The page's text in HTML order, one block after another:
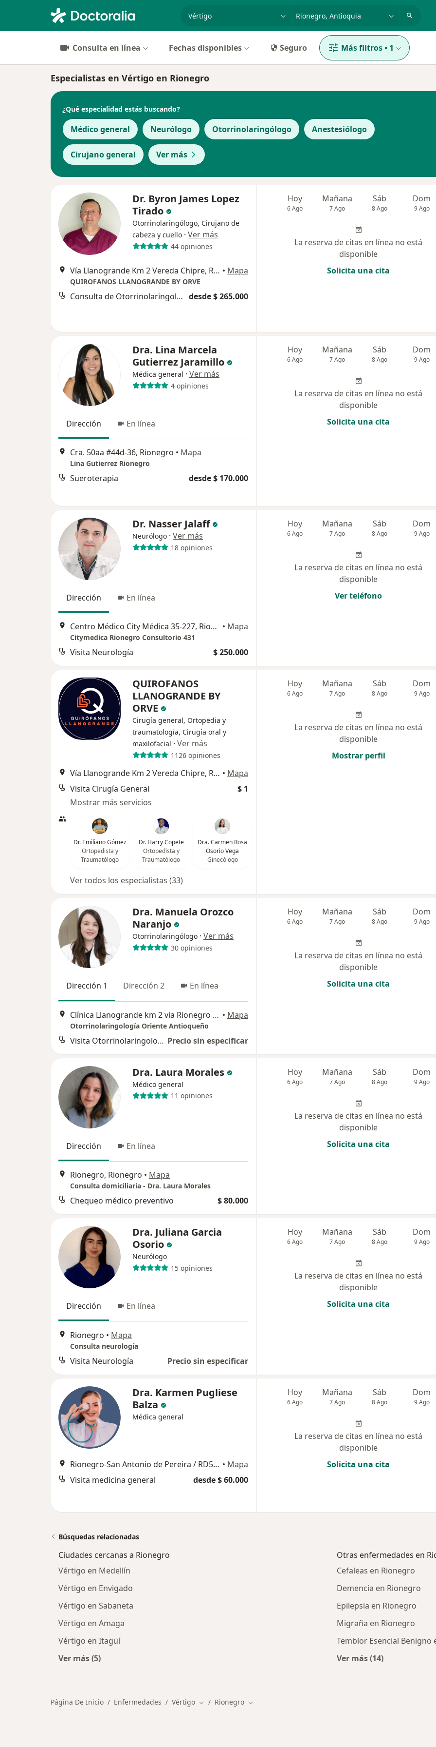
especialidad, enfermedad o nombre
Consulta en línea Fechas disponibles Seguro Más filtros• 1
Especialistas en Vértigo en Rionegro
¿Qué especialidad estás buscando?
Médico general Neurólogo Otorrinolaringólogo Anestesiólogo
Cirujano general Ver más
Dr. Byron James Lopez
Tirado
Otorrinolaringólogo, Cirujano de
cabeza y cuello · Ver más
44 opiniones
Vía Llanogrande Km 2 Vereda Chipre, Rionegro • Mapa
QUIROFANOS LLANOGRANDE BY ORVE
Consulta de Otorrinolaringología desde $ 265.000
Hoy
6 Ago
Mañana
7 Ago
Sáb
8 Ago
Dom
9 Ago
La reserva de citas en línea no está
disponible
Solicita una cita
Dra. Lina Marcela
Gutierrez Jaramillo
Médica general · Ver más
4 opiniones
Dirección En línea
Cra. 50aa #44d-36, Rionegro • Mapa
Lina Gutierrez Rionegro
Sueroterapia desde $ 170.000
Hoy
6 Ago
Mañana
7 Ago
Sáb
8 Ago
Dom
9 Ago
La reserva de citas en línea no está
disponible
Solicita una cita
Dr. Nasser Jalaff
Neurólogo · Ver más
18 opiniones
Dirección En línea
Centro Médico City Médica 35-227, Rionegro • Mapa
Citymedica Rionegro Consultorio 431
Visita Neurología $ 250.000
Hoy
6 Ago
Mañana
7 Ago
Sáb
8 Ago
Dom
9 Ago
La reserva de citas en línea no está
disponible
Ver teléfono
QUIROFANOS
LLANOGRANDE BY
ORVE
Cirugía general, Ortopedia y
traumatología, Cirugía oral y
maxilofacial · Ver más
1126 opiniones
Vía Llanogrande Km 2 Vereda Chipre, Rionegro • Mapa
Visita Cirugía General
$ 1
Mostrar más servicios
Dr. Emiliano Gómez
Ortopedista y
Traumatólogo
Dr. Harry Copete
Ortopedista y
Traumatólogo
Dra. Carmen Rosa
Osorio Vega
Ginecólogo
Ver todos los especialistas (33)
Hoy
6 Ago
Mañana
7 Ago
Sáb
8 Ago
Dom
9 Ago
La reserva de citas en línea no está
disponible
Mostrar perfil
Dra. Manuela Orozco
Naranjo
Otorrinolaringólogo · Ver más
30 opiniones
Dirección 1 Dirección 2 En línea
Clínica Llanogrande km 2 via Rionegro Llanogrande, Rionegro • Mapa
Otorrinolaringología Oriente Antioqueño
Visita Otorrinolaringología Precio sin especificar
Hoy
6 Ago
Mañana
7 Ago
Sáb
8 Ago
Dom
9 Ago
La reserva de citas en línea no está
disponible
Solicita una cita
Dra. Laura Morales
Médico general
11 opiniones
Dirección En línea
Rionegro, Rionegro • Mapa
Consulta domiciliaria - Dra. Laura Morales
Chequeo médico preventivo $ 80.000
Hoy
6 Ago
Mañana
7 Ago
Sáb
8 Ago
Dom
9 Ago
La reserva de citas en línea no está
disponible
Solicita una cita
Dra. Juliana Garcia
Osorio
Neurólogo
15 opiniones
Dirección En línea
Rionegro • Mapa
Consulta neurología
Visita Neurología Precio sin especificar
Hoy
6 Ago
Mañana
7 Ago
Sáb
8 Ago
Dom
9 Ago
La reserva de citas en línea no está
disponible
Solicita una cita
Dra. Karmen Pugliese
Balza
Médica general
Rionegro-San Antonio de Pereira / RD56-03, Rionegro • Mapa
Visita medicina general
desde $ 60.000
Hoy
6 Ago
Mañana
7 Ago
Sáb
8 Ago
Dom
9 Ago
La reserva de citas en línea no está
disponible
Solicita una cita
Búsquedas relacionadas
Ciudades cercanas a Rionegro
Vértigo en Medellín
Vértigo en Envigado
Vértigo en Sabaneta
Vértigo en Amaga
Vértigo en Itagüí
Ver más (5)
Otras enfermedades en
Cefaleas en Rionegro
Demencia en Rionegro
Epilepsia en Rionegro
Migraña en Rionegro
Temblor Esencial Benigno
Ver más (14)
Página De Inicio Enfermedades Vértigo Cambiar de ciudad
Rionegro Cambiar de ciudad